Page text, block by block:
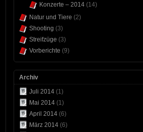
Konzerte – 2014 (14)
Natur und Tiere (2)
Shooting (3)
Streifzüge (3)
Vorberichte (9)
Archiv
Juli 2014 (1)
Mai 2014 (1)
April 2014 (6)
März 2014 (6)